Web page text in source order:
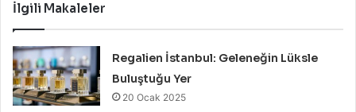
İlgili Makaleler
Regalien İstanbul: Geleneğin Lüksle
Buluştuğu Yer
20 Ocak 2025